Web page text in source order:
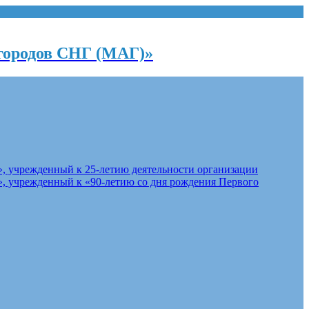
СНГ (МАГ)»
к 25-летию деятельности организации
к «90-летию со дня рождения Первого